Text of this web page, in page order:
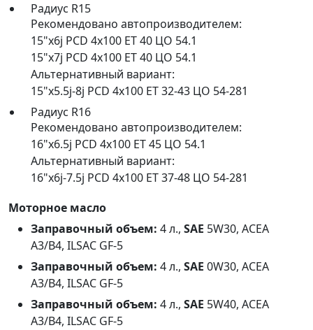
Радиус R15
Рекомендовано автопроизводителем:
15"x6j PCD 4x100 ET 40 ЦО 54.1
15"x7j PCD 4x100 ET 40 ЦО 54.1
Альтернативный вариант:
15"x5.5j-8j PCD 4x100 ET 32-43 ЦО 54-281
Радиус R16
Рекомендовано автопроизводителем:
16"x6.5j PCD 4x100 ET 45 ЦО 54.1
Альтернативный вариант:
16"x6j-7.5j PCD 4x100 ET 37-48 ЦО 54-281
Моторное масло
Заправочный объем: 4 л., SAE 5W30, ACEA
A3/B4, ILSAC GF-5
Заправочный объем: 4 л., SAE 0W30, ACEA
A3/B4, ILSAC GF-5
Заправочный объем: 4 л., SAE 5W40, ACEA
A3/B4, ILSAC GF-5